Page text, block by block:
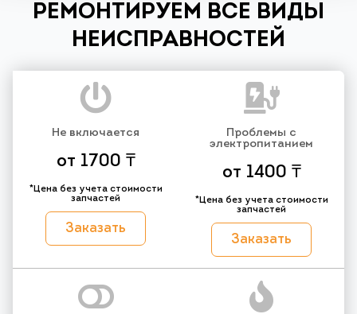
РЕМОНТИРУЕМ ВСЕ ВИДЫ
НЕИСПРАВНОСТЕЙ
Не включается
от 1700 ₸
*Цена без учета стоимости
запчастей
Заказать
Проблемы с
электропитанием
от 1400 ₸
*Цена без учета стоимости
запчастей
Заказать